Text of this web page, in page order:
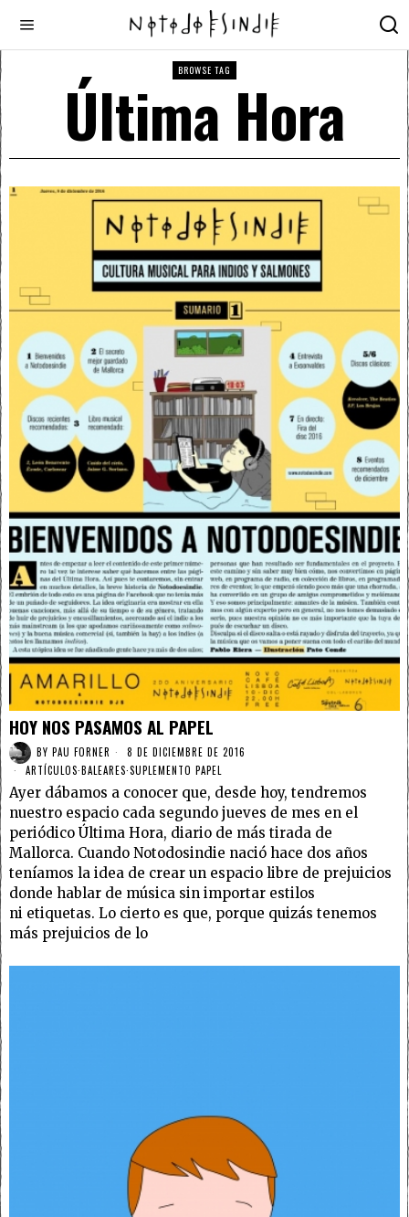
BROWSE TAG
Última Hora
HOY NOS PASAMOS AL PAPEL
BY PAU FORNER
8 DE DICIEMBRE DE 2016
ARTÍCULOS·BALEARES·SUPLEMENTO PAPEL
Ayer dábamos a conocer que, desde hoy, tendremos
nuestro espacio cada segundo jueves de mes en el
periódico Última Hora, diario de más tirada de
Mallorca. Cuando Notodosindie nació hace dos años
teníamos la idea de crear un espacio libre de prejuicios
donde hablar de música sin importar estilos
ni etiquetas. Lo cierto es que, porque quizás tenemos
más prejuicios de lo